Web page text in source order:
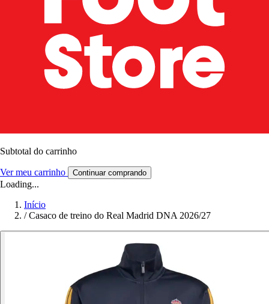
Subtotal do carrinho
Ver meu carrinho Continuar comprando
Loading...
Início
/ Casaco de treino do Real Madrid DNA 2026/27